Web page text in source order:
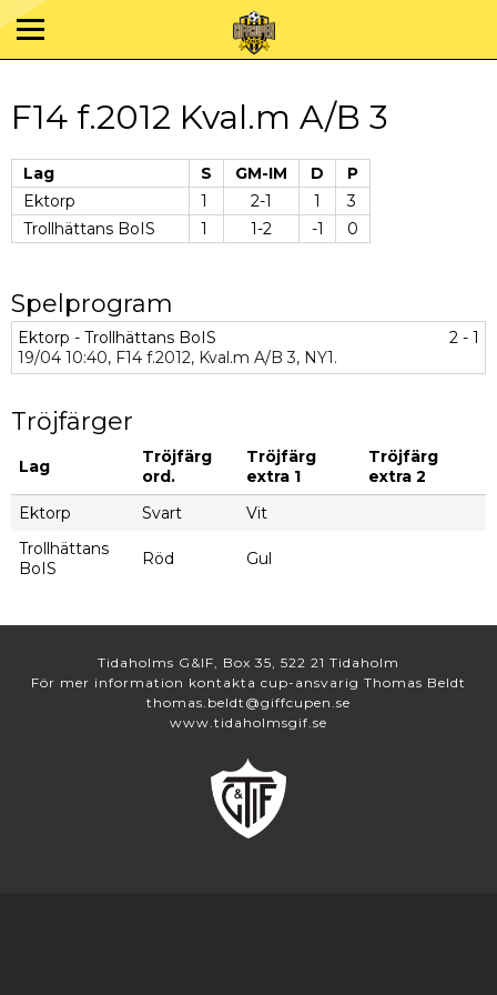
F14 f.2012 Kval.m A/B 3
Lag S GM-IM D
P
Ektorp
1 2-1 1
3
Trollhättans BoIS
1 1-2 -1 0
Spelprogram
Ektorp - Trollhättans BoIS
2 - 1
19/04 10:40, F14 f.2012, Kval.m A/B 3, NY1.
Tröjfärger
Lag
Tröjfärg
ord.
Tröjfärg
extra 1
Tröjfärg
extra 2
Ektorp
Svart
Vit
Trollhättans
BoIS
Röd Gul
Tidaholms G&IF, Box 35, 522 21 Tidaholm
För mer information kontakta cup-ansvarig Thomas Beldt
thomas.beldt@giffcupen.se
www.tidaholmsgif.se